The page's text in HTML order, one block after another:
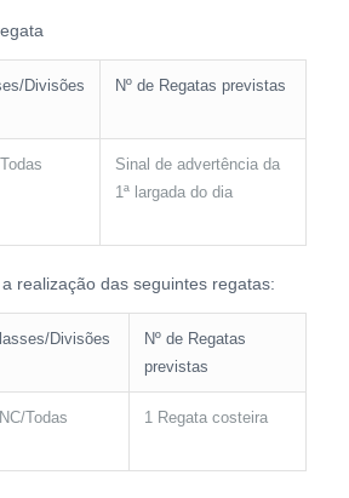
Divisões Nº de Regatas previstas
Sinal de advertência da
1ª largada do dia
realização das seguintes regatas:
Divisões
Nº de Regatas
previstas
Todas 1 Regata costeira